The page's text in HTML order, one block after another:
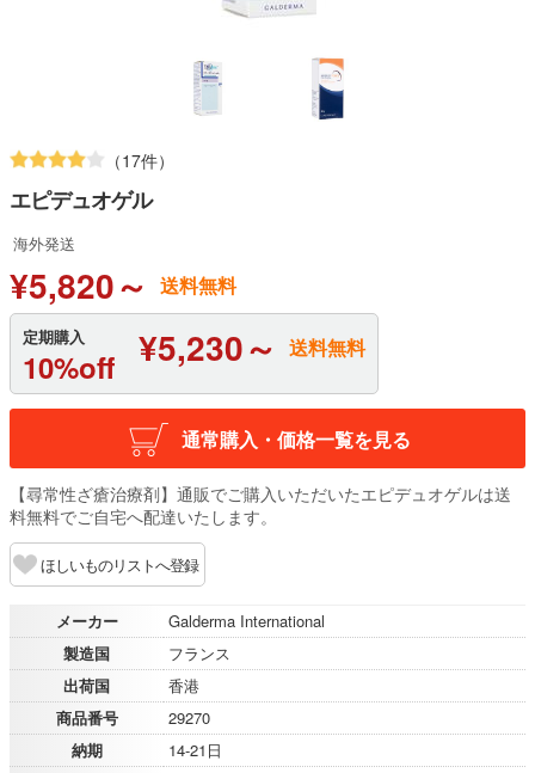
（17件）
エピデュオゲル
海外発送
¥5,820～ 送料無料
定期購入
10%off ¥5,230～ 送料無料
通常購入・価格一覧を見る
【尋常性ざ瘡治療剤】通販でご購入いただいたエピデュオゲルは送
料無料でご自宅へ配達いたします。
ほしいものリストへ登録
メーカー
Galderma International
製造国
フランス
出荷国
香港
商品番号
29270
納期
14-21日